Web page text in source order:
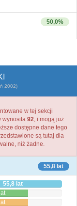
50,0%
2002)
w tej sekcji
92, i mogą już
dostępne dane tego
są tutaj dla
niż żadne.
55,8 lat
55,8 lat